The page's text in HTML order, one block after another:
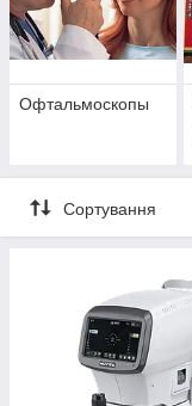
Офтальмоскопы
Сортування